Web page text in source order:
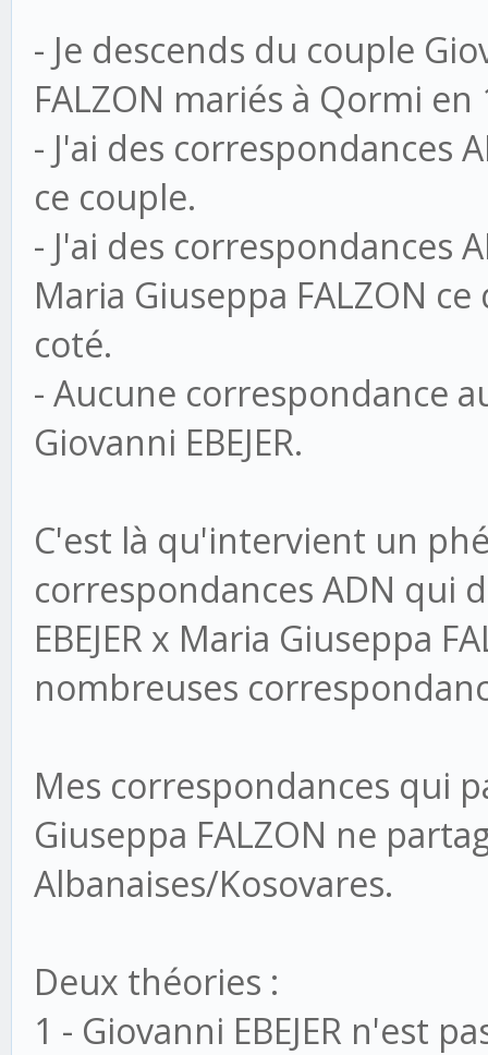
- Je descends du couple
FALZON mariés à Qormi en
- J'ai des correspondances
ce couple.
- J'ai des correspondances
Maria Giuseppa FALZON
coté.
- Aucune correspondance
Giovanni EBEJER.
C'est là qu'intervient un
correspondances ADN qui
EBEJER x Maria Giuseppa
nombreuses
Mes correspondances qui
Giuseppa FALZON ne
Albanaises/Kosovares.
Deux théories :
1 - Giovanni EBEJER n'est